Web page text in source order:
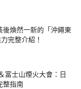
後煥然一新的「沖繩東
完整介紹！
富士山煙火大會：日
整指南